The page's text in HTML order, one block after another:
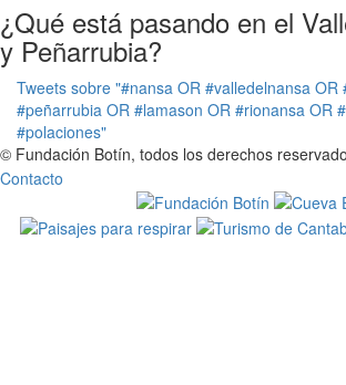
¿Qué está pasando en el
y Peñarrubia?
Tweets sobre "#nansa OR #valledelnansa OR
#peñarrubia OR #lamason OR #rionansa OR
#polaciones"
© Fundación Botín, todos los derechos
Contacto